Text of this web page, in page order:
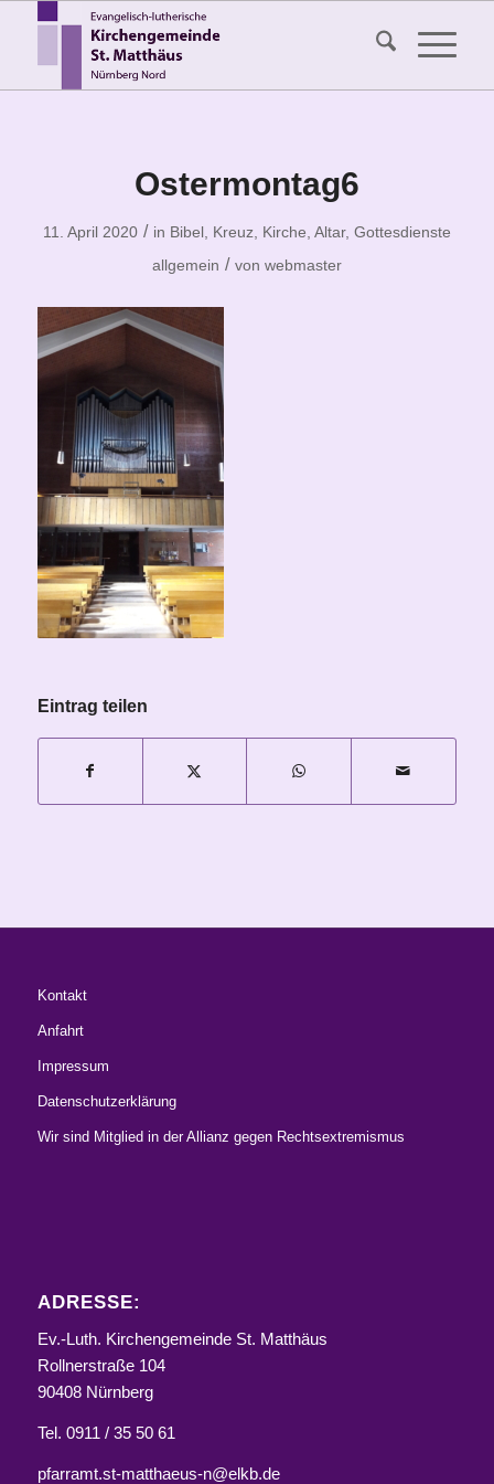
Ostermontag6
11. April 2020 / in Bibel, Kreuz, Kirche, Altar, Gottesdienste
allgemein / von webmaster
Eintrag teilen
Kontakt
Anfahrt
Impressum
Datenschutzerklärung
Wir sind Mitglied in der Allianz gegen Rechtsextremismus
ADRESSE:
Ev.-Luth. Kirchengemeinde St. Matthäus
Rollnerstraße 104
90408 Nürnberg
Tel. 0911 / 35 50 61
pfarramt.st-matthaeus-n@elkb.de